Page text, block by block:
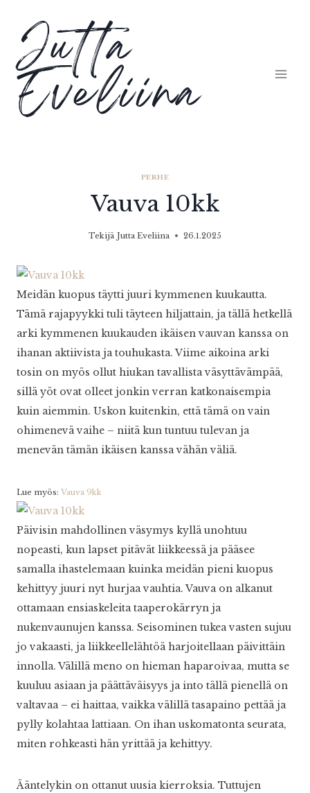
sisältöön
Jutta
Eveliina
PERHE
Vauva 10kk
Tekijä Jutta Eveliina 26.1.2025
Meidän kuopus täytti juuri kymmenen kuukautta.
Tämä rajapyykki tuli täyteen hiljattain, ja tällä hetkellä
arki kymmenen kuukauden ikäisen vauvan kanssa on
ihanan aktiivista ja touhukasta. Viime aikoina arki
tosin on myös ollut hiukan tavallista väsyttävämpää,
sillä yöt ovat olleet jonkin verran katkonaisempia
kuin aiemmin. Uskon kuitenkin, että tämä on vain
ohimenevä vaihe – niitä kun tuntuu tulevan ja
menevän tämän ikäisen kanssa vähän väliä.
Lue myös: Vauva 9kk
Päivisin mahdollinen väsymys kyllä unohtuu
nopeasti, kun lapset pitävät liikkeessä ja pääsee
samalla ihastelemaan kuinka meidän pieni kuopus
kehittyy juuri nyt hurjaa vauhtia. Vauva on alkanut
ottamaan ensiaskeleita taaperokärryn ja
nukenvaunujen kanssa. Seisominen tukea vasten sujuu
jo vakaasti, ja liikkeellelähtöä harjoitellaan päivittäin
innolla. Välillä meno on hieman haparoivaa, mutta se
kuuluu asiaan ja päättäväisyys ja into tällä pienellä on
valtavaa – ei haittaa, vaikka välillä tasapaino pettää ja
pylly kolahtaa lattiaan. On ihan uskomatonta seurata,
miten rohkeasti hän yrittää ja kehittyy.
Ääntelykin on ottanut uusia kierroksia. Tuttujen